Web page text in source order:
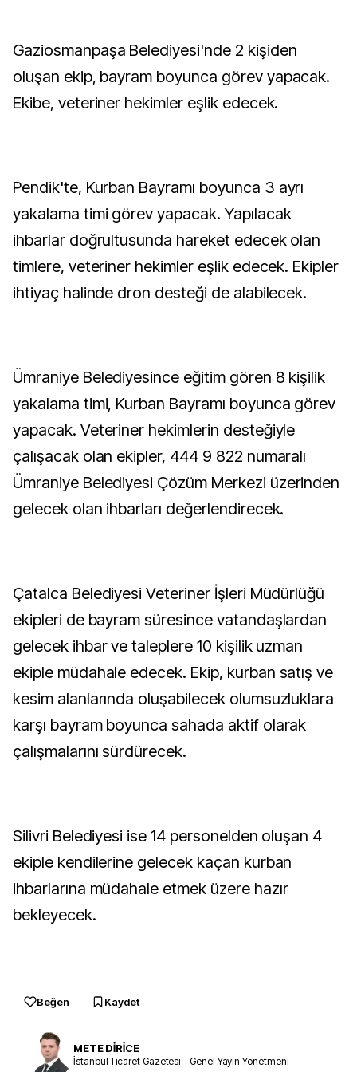
Gaziosmanpaşa Belediyesi'nde 2 kişiden
oluşan ekip, bayram boyunca görev yapacak.
Ekibe, veteriner hekimler eşlik edecek.
Pendik'te, Kurban Bayramı boyunca 3 ayrı
yakalama timi görev yapacak. Yapılacak
ihbarlar doğrultusunda hareket edecek olan
timlere, veteriner hekimler eşlik edecek. Ekipler
ihtiyaç halinde dron desteği de alabilecek.
Ümraniye Belediyesince eğitim gören 8 kişilik
yakalama timi, Kurban Bayramı boyunca görev
yapacak. Veteriner hekimlerin desteğiyle
çalışacak olan ekipler, 444 9 822 numaralı
Ümraniye Belediyesi Çözüm Merkezi üzerinden
gelecek olan ihbarları değerlendirecek.
Çatalca Belediyesi Veteriner İşleri Müdürlüğü
ekipleri de bayram süresince vatandaşlardan
gelecek ihbar ve taleplere 10 kişilik uzman
ekiple müdahale edecek. Ekip, kurban satış ve
kesim alanlarında oluşabilecek olumsuzluklara
karşı bayram boyunca sahada aktif olarak
çalışmalarını sürdürecek.
Silivri Belediyesi ise 14 personelden oluşan 4
ekiple kendilerine gelecek kaçan kurban
ihbarlarına müdahale etmek üzere hazır
bekleyecek.
Beğen Kaydet
METE DİRİCE
İstanbul Ticaret Gazetesi – Genel Yayın Yönetmeni